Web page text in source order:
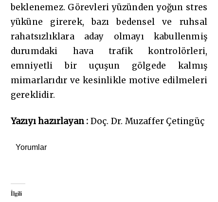
beklenemez. Görevleri yüzünden yoğun stres
yüküne girerek, bazı bedensel ve ruhsal
rahatsızlıklara aday olmayı kabullenmiş
durumdaki hava trafik kontrolörleri,
emniyetli bir uçuşun gölgede kalmış
mimarlarıdır ve kesinlikle motive edilmeleri
gereklidir.
Yazıyı hazırlayan : Doç. Dr. Muzaffer Çetingüç
Yorumlar
İlgili